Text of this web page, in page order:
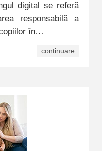
digital se referă
responsabilă a
în…
continuare